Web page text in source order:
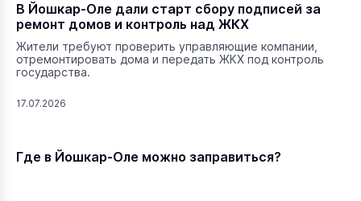
В Йошкар-Оле дали старт сбору подписей за
ремонт домов и контроль над ЖКХ
Жители требуют проверить управляющие компании,
отремонтировать дома и передать ЖКХ под контроль
государства.
17.07.2026
Где в Йошкар-Оле можно заправиться?